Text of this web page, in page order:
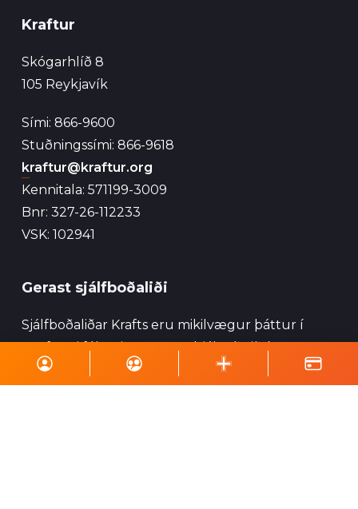
Kraftur
Skógarhlíð 8
105 Reykjavík
Sími: 866-9600
Stuðningssími: 866-9618
kraftur@kraftur.org
Kennitala: 571199-3009
Bnr: 327-26-112233
VSK: 102941
Gerast sjálfboðaliði
Sjálfboðaliðar Krafts eru mikilvægur þáttur í
starfsemi félagsins og geta hjálpað við ýmsa
viðburði, perlun og annað eins.